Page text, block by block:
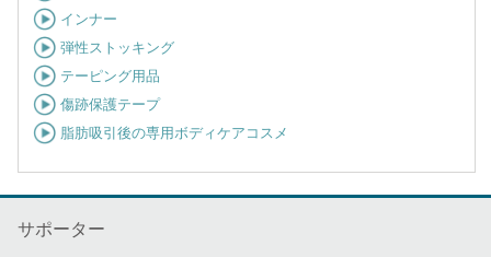
インナー
弾性ストッキング
テーピング用品
傷跡保護テープ
脂肪吸引後の専用ボディケアコスメ
サポーター